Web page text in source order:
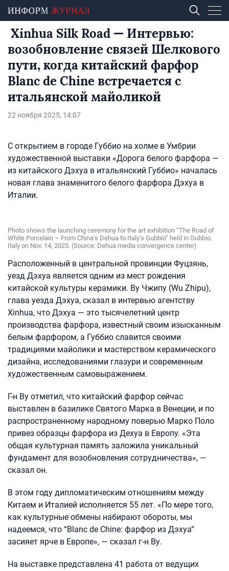
Xinhua Silk Road — Интервью:
возобновление связей Шелкового
пути, когда китайский фарфор
Blanc de Chine встречается с
итальянской майоликой
22 ноября 2025, 14:07
C открытием в городе Губбио на холме в Умбрии
художественной выставки «Дорога белого фарфора —
из китайского Дэхуа в итальянский Губбио» началась
новая глава знаменитого белого фарфора Дэхуа в
Италии.
Photo shows the launching ceremony for the art exhibition “The Road of
White Porcelain – From China’s Dehua to Italy’s Gubbio” held in Gubbio,
Italy on Nov. 14, 2025. (Source: Dehua media convergence center)
Расположенный в центральной провинции Фуцзянь,
уезд Дэхуа является одним из мест рождения
китайской культуры керамики. Ву Чжипу (Wu Zhipu),
глава уезда Дэхуа, сказал в интервью агентству
Xinhua, что Дэхуа — это тысячелетний центр
производства фарфора, известный своим изысканным
белым фарфором, а Губбио славится своими
традициями майолики и мастерством керамического
дизайна, исследованиями глазури и современным
художественным самовыражением.
Г-н Ву отметил, что китайский фарфор сейчас
выставлен в базилике Святого Марка в Венеции, и по
распространенному народному поверью Марко Поло
привез образцы фарфора из Дехуа в Европу. «Эта
общая культурная память заложила уникальный
фундамент для возобновления сотрудничества», —
сказал он.
В этом году дипломатическим отношениям между
Китаем и Италией исполняется 55 лет. «По мере того,
как культурные обмены набирают обороты, мы
надеемся, что “Blanc de Chine: фарфор из Дэхуа”
засияет ярче в Европе», — сказал г-н Ву.
На выставке представлена 41 работа от ведущих